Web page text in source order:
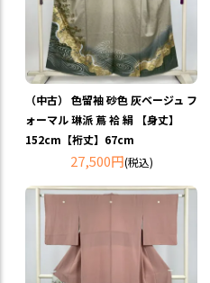
（中古） 色留袖 砂色 灰ベージュ フ
ォーマル 琳派 蔦 袷 絹 【身丈】
152cm【裄丈】67cm
27,500円(税込)